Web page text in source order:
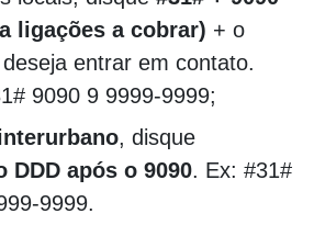
ligações a cobrar) + o
entrar em contato.
9090 9 9999-9999;
, disque
DDD após o 9090. Ex: #31#
9999.